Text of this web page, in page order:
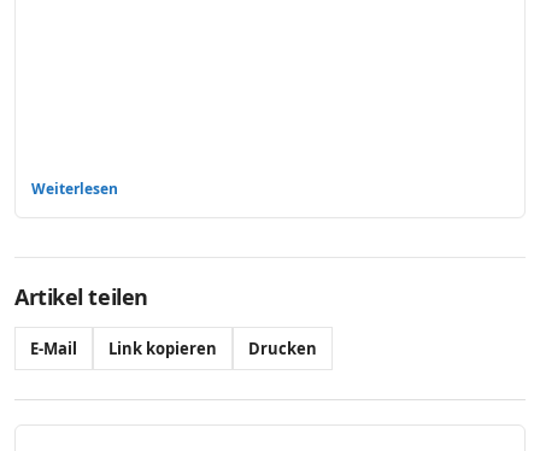
Weiterlesen
Artikel teilen
E-Mail Link kopieren Drucken